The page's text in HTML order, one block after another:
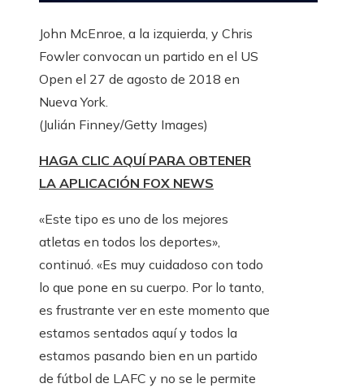
John McEnroe, a la izquierda, y Chris
Fowler convocan un partido en el US
Open el 27 de agosto de 2018 en
Nueva York.
(Julián Finney/Getty Images)
HAGA CLIC AQUÍ PARA OBTENER
LA APLICACIÓN FOX NEWS
«Este tipo es uno de los mejores
atletas en todos los deportes»,
continuó. «Es muy cuidadoso con todo
lo que pone en su cuerpo. Por lo tanto,
es frustrante ver en este momento que
estamos sentados aquí y todos la
estamos pasando bien en un partido
de fútbol de LAFC y no se le permite